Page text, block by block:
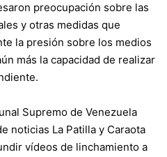
preocupación sobre las
y otras medidas que
la presión sobre los medios
más la capacidad de realizar
Supremo de Venezuela
noticias La Patilla y Caraota
vídeos de linchamiento a